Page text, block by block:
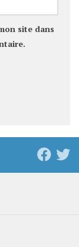
site dans